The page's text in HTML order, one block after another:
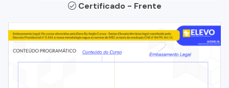
Certificado - Frente